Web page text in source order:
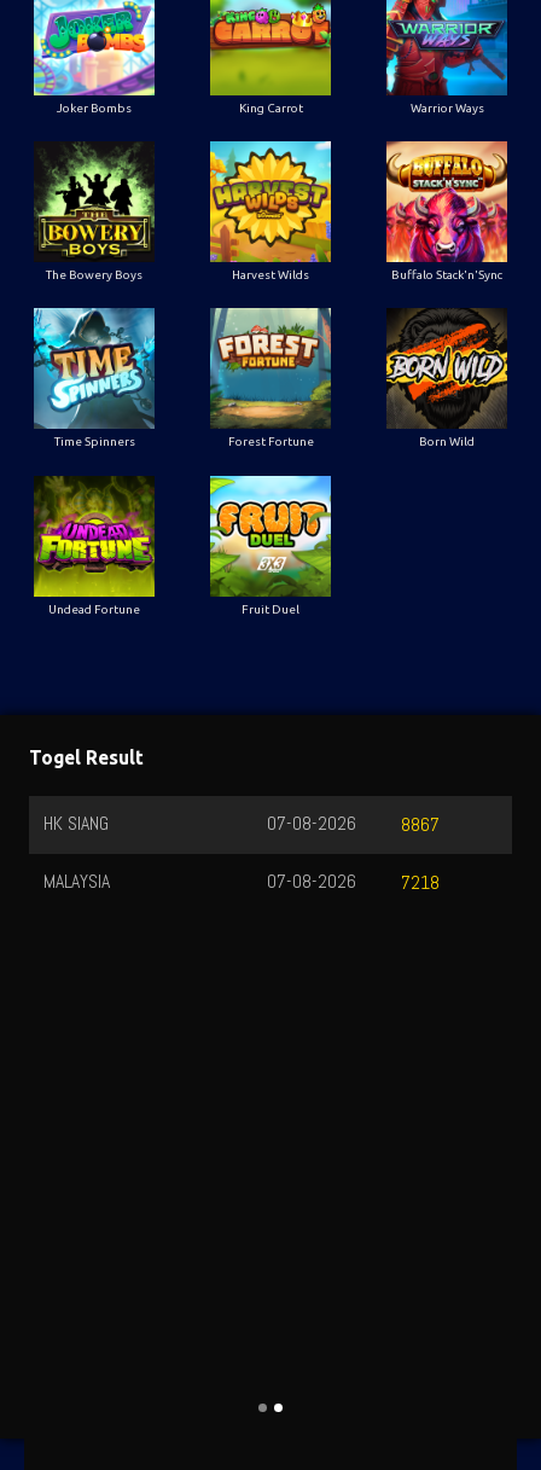
Joker Bombs King Carrot Warrior Ways
The Bowery Boys Harvest Wilds Buffalo Stack'n'Sync
Time Spinners Forest Fortune Born Wild
Undead Fortune Fruit Duel
Togel Result
HK SIANG 8867
07-08-2026
MALAYSIA 7218
07-08-2026